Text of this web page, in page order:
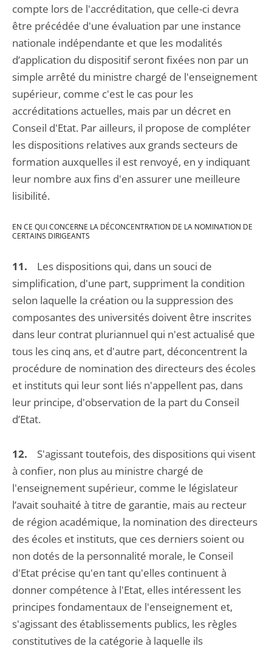
compte lors de l'accréditation, que celle-ci devra
être précédée d'une évaluation par une instance
nationale indépendante et que les modalités
d’application du dispositif seront fixées non par un
simple arrêté du ministre chargé de l'enseignement
supérieur, comme c'est le cas pour les
accréditations actuelles, mais par un décret en
Conseil d'Etat. Par ailleurs, il propose de compléter
les dispositions relatives aux grands secteurs de
formation auxquelles il est renvoyé, en y indiquant
leur nombre aux fins d'en assurer une meilleure
lisibilité.
EN CE QUI CONCERNE LA DÉCONCENTRATION DE LA NOMINATION DE
CERTAINS DIRIGEANTS
11. Les dispositions qui, dans un souci de
simplification, d'une part, suppriment la condition
selon laquelle la création ou la suppression des
composantes des universités doivent être inscrites
dans leur contrat pluriannuel qui n'est actualisé que
tous les cinq ans, et d'autre part, déconcentrent la
procédure de nomination des directeurs des écoles
et instituts qui leur sont liés n'appellent pas, dans
leur principe, d'observation de la part du Conseil
d’Etat.
12. S'agissant toutefois, des dispositions qui visent
à confier, non plus au ministre chargé de
l'enseignement supérieur, comme le législateur
l’avait souhaité à titre de garantie, mais au recteur
de région académique, la nomination des directeurs
des écoles et instituts, que ces derniers soient ou
non dotés de la personnalité morale, le Conseil
d'Etat précise qu'en tant qu'elles continuent à
donner compétence à l'Etat, elles intéressent les
principes fondamentaux de l'enseignement et,
s'agissant des établissements publics, les règles
constitutives de la catégorie à laquelle ils